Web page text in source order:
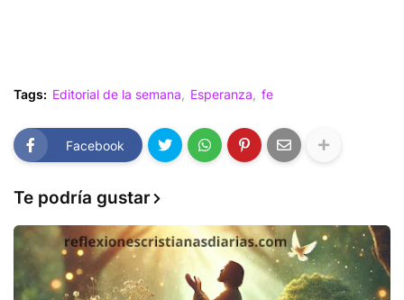
Tags: Editorial de la semana Esperanza fe
Facebook
Te podría gustar